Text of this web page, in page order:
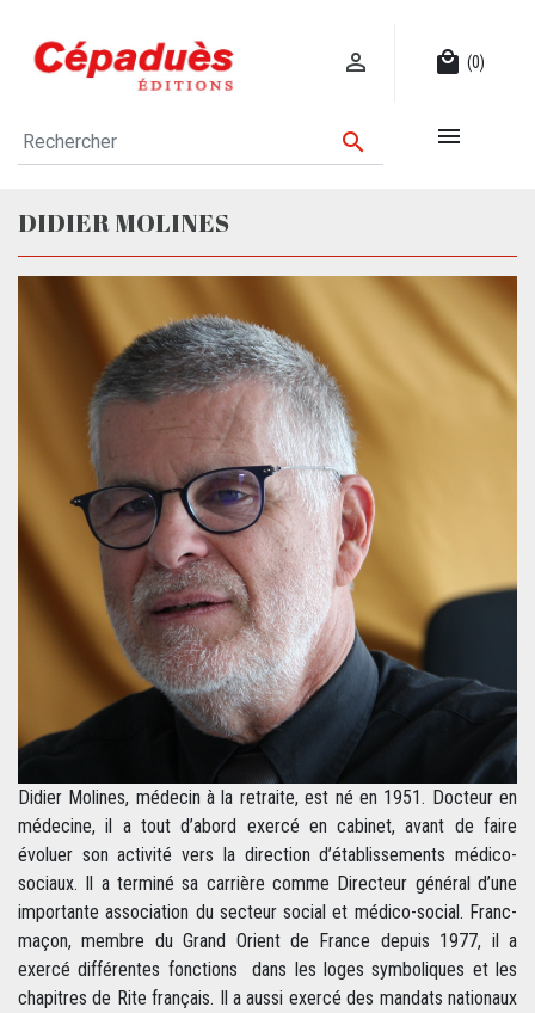
 local_mall (0)
 
DIDIER MOLINES
Didier Molines, médecin à la retraite, est né en 1951. Docteur en
médecine, il a tout d’abord exercé en cabinet, avant de faire
évoluer son activité vers la direction d’établissements médico-
sociaux. Il a terminé sa carrière comme Directeur général d’une
importante association du secteur social et médico-social. Franc-
maçon, membre du Grand Orient de France depuis 1977, il a
exercé différentes fonctions dans les loges symboliques et les
chapitres de Rite français. Il a aussi exercé des mandats nationaux